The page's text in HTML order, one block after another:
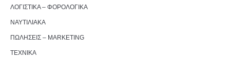
ΛΟΓΙΣΤΙΚΑ – ΦΟΡΟΛΟΓΙΚΑ
ΝΑΥΤΙΛΙΑΚΑ
ΠΩΛΗΣΕΙΣ – MARKETING
ΤΕΧΝΙΚΑ